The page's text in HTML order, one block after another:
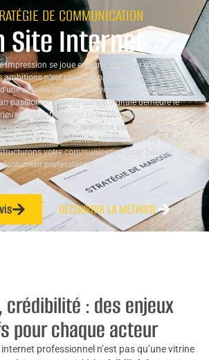
DE COMMUNICATION
Site Internet
impression se joue en ligne, disposer d’unsite
ambitions n’est plus une option, mais une étape-
activité. Que vous soyez une entreprise en
passionné, votre présence digitale demeure le
et de votre savoir-faire. Chez Studio ALTA,
projet mérite une approche sur-mesure
et que
précède toute réalisation technique. De la réflexion
votre communication pour bâtir un
professionnel.
DÉCOUVRIR LA MÉTHODE
: des enjeux
pour chaque acteur
internet professionnel n’est pas qu’une vitrine